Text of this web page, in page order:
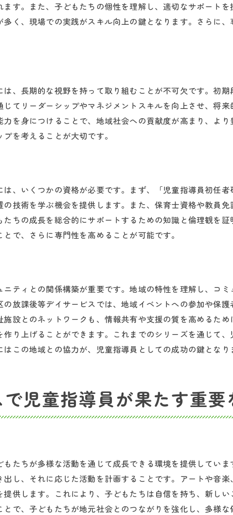
地域行事への参加で得られる経験
江東区の子どもたちの特性に合わせたプログラムの提案
導員として江東区で活躍するための専門知識と情熱
最新の教育理論を学ぶ方法
専門知識を深めるためのおすすめ書籍
日々の業務で情熱を保つためのヒント
江東区ならではの教育環境を最大限に活用する
の放課後等デイサービスでの児童指導員の可能性を探る
多様なプログラムの展開と可能性
施設間での連携とその効果
未来の児童指導員に求められる変革
導員として江東区でのキャリアを築くためのヒント
継続的な自己研鑽の重要性
長期的なキャリアビジョンの描き方
地域のネットワークを活かしたキャリア形成
次世代の教育に必要なスキルとは
テクノロジーを活用した教育の可能性
持続可能なデイサービス運営のポイント
す。また、子どもたちの個性を理解し、適切なサポート
く、現場での実践がスキル向上の鍵となります。さらに
、長期的な視野を持って取り組むことが不可欠です。初
てリーダーシップやマネジメントスキルを向上させ、将
を身につけることで、地域社会への貢献度が高まり、より
を考えることが大切です。
、いくつかの資格が必要です。まず、「児童指導員初任
技術を学ぶ機会を提供します。また、保育士資格や教員
ちの成長を総合的にサポートするための知識と倫理観を
で、さらに専門性を高めることが可能です。
ティとの関係構築が重要です。地域の特性を理解し、コ
放課後等デイサービスでは、地域イベントへの参加や保
設とのネットワークも、情報共有や支援の質を高めるた
り上げることができます。これまでのシリーズを通じて
この地域との協力が、児童指導員としての成功の鍵となり
児童指導員が果たす重要
たちが多様な活動を通じて成長できる環境を提供してい
し、それに応じた活動を計画することです。アートや音
供します。これにより、子どもたちは自信を持ち、新し
で、子どもたちが地元社会とのつながりを強化し、多様な